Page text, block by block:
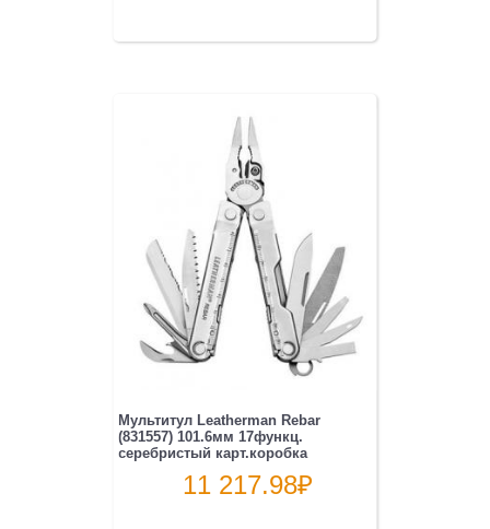
Мультитул Leatherman Rebar
(831557) 101.6мм 17функц.
серебристый карт.коробка
11 217.98₽